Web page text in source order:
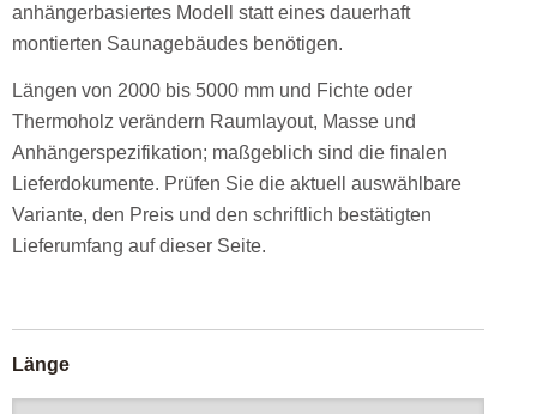
anhängerbasiertes Modell statt eines dauerhaft
montierten Saunagebäudes benötigen.
Längen von 2000 bis 5000 mm und Fichte oder
Thermoholz verändern Raumlayout, Masse und
Anhängerspezifikation; maßgeblich sind die finalen
Lieferdokumente. Prüfen Sie die aktuell auswählbare
Variante, den Preis und den schriftlich bestätigten
Lieferumfang auf dieser Seite.
Länge